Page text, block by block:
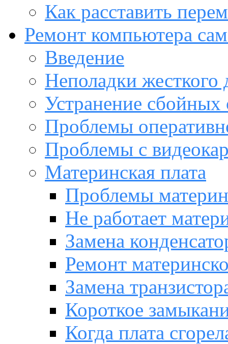
Как расставить
Ремонт компьютера
Введение
Неполадки жесткого
Устранение сбойных
Проблемы
Проблемы с
Материнская плата
Проблемы
Не работает
Замена
Ремонт
Замена
Короткое
Когда плата